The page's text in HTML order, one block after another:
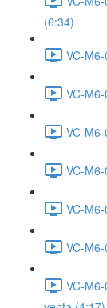
(6:34)
VC-
VC-
VC-
VC-
VC-
VC-
VC-